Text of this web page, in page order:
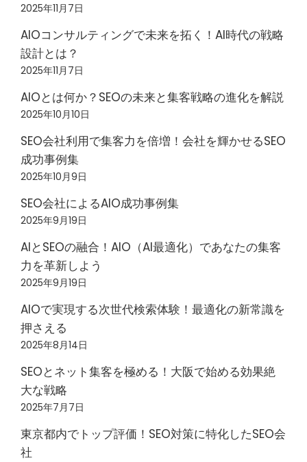
2025年11月7日
AIOコンサルティングで未来を拓く！AI時代の戦略
設計とは？
2025年11月7日
AIOとは何か？SEOの未来と集客戦略の進化を解説
2025年10月10日
SEO会社利用で集客力を倍増！会社を輝かせるSEO
成功事例集
2025年10月9日
SEO会社によるAIO成功事例集
2025年9月19日
AIとSEOの融合！AIO（AI最適化）であなたの集客
力を革新しよう
2025年9月19日
AIOで実現する次世代検索体験！最適化の新常識を
押さえる
2025年8月14日
SEOとネット集客を極める！大阪で始める効果絶
大な戦略
2025年7月7日
東京都内でトップ評価！SEO対策に特化したSEO会
社